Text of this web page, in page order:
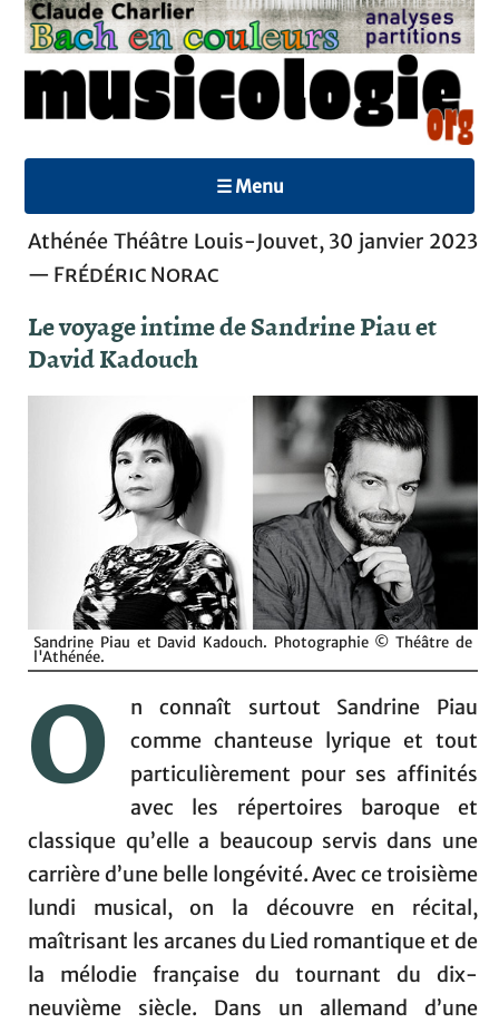
☰ Menu
Athénée Théâtre Louis-Jouvet, 30 janvier 2023
— Frédéric Norac
Le voyage intime de Sandrine Piau et
David Kadouch
Sandrine Piau et David Kadouch. Photographie © Théâtre de
l'Athénée.
O
n connaît surtout Sandrine Piau
comme chanteuse lyrique et tout
particulièrement pour ses affinités
avec les répertoires baroque et
classique qu’elle a beaucoup servis dans une
carrière d’une belle longévité. Avec ce troisième
lundi musical, on la découvre en récital,
maîtrisant les arcanes du Lied romantique et de
la mélodie française du tournant du dix-
neuvième siècle. Dans un allemand d’une